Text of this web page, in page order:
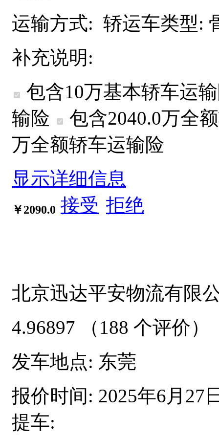
运输方式: 轿运车类型:
补充说明:
包含10万基本轿车运
输险
包含2040.0万全额
万全额轿车运输险
显示详细信息
￥2090.0 接受 拒绝
北京迅达平安物流有限
4.96897
（188 个评价）
发车地点: 东莞
报价时间: 2025年6月27
提车: